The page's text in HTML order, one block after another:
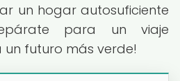
un hogar autosuficiente
para un viaje
futuro más verde!